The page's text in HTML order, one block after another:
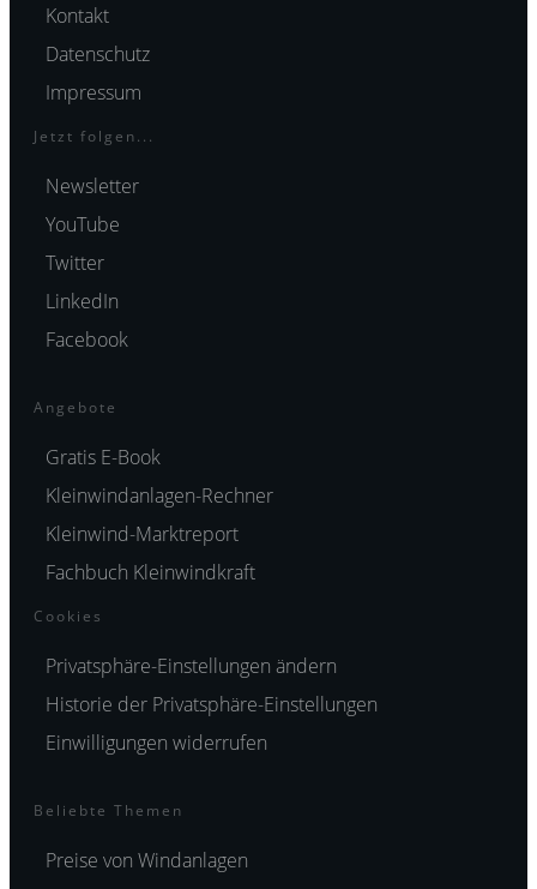
Kontakt
Datenschutz
Impressum
Jetzt folgen...
Newsletter
YouTube
Twitter
LinkedIn
Facebook
Angebote
Gratis E-Book
Kleinwindanlagen-Rechner
Kleinwind-Marktreport
Fachbuch Kleinwindkraft
Cookies
Privatsphäre-Einstellungen ändern
Historie der Privatsphäre-Einstellungen
Einwilligungen widerrufen
Beliebte Themen
Preise von Windanlagen